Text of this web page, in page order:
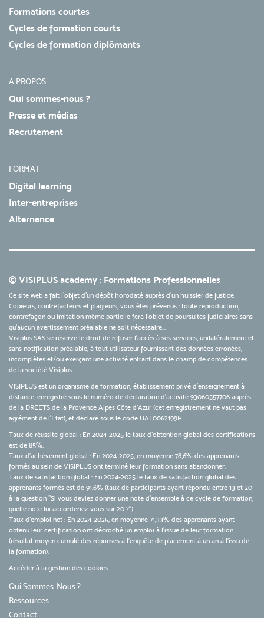
Formations courtes
Cycles de formation courts
Cycles de formation diplômants
A PROPOS
Qui sommes-nous ?
Presse et médias
Recrutement
FORMAT
Digital learning
Inter-entreprises
Alternance
© VISIPLUS academy : Formations Professionnelles
Ce site web a fait l'objet d'un dépôt horodaté auprès d'un huissier de justice.
Copieurs, contrefacteurs et plagieurs, vous êtes prévenus : toute reproduction,
contrefaçon ou imitation même partielle fera l'objet de poursuites judiciaires sans
qu’aucun avertissement préalable ne soit nécessaire...
Visiplus SAS se réserve le droit de refuser l'accès à ses services, unilatéralement et
sans notification préalable, à tout utilisateur fournissant des données erronées,
incomplètes et/ou exerçant une activité entrant dans le champ de compétences
de la société Visiplus.
VISIPLUS est un organisme de formation, établissement privé d’enseignement à
distance, enregistré sous le numéro de déclaration d’activité 93060557706 auprès
de la DREETS de la Provence Alpes Côte d’Azur (cet enregistrement ne vaut pas
agrément de l’Etat), et déclaré sous le code UAI 0062199H
Taux de réussite global : En 2024-2025 le taux d'obtention global des certifications
est de 85%.
Taux d’achèvement global : En 2024-2025, en moyenne 78,6% des apprenants
formés au sein de VISIPLUS ont terminé leur formation sans abandonner.
Taux de satisfaction global : En 2024-2025 le taux de satisfaction global des
apprenants formés est de 91,6% (taux de participants ayant répondu entre 13 et 20
à la question "Si vous deviez donner une note d’ensemble à ce cycle de formation,
quelle note lui accorderiez-vous sur 20 ?")
Taux d’emploi net : En 2024-2025, en moyenne 71,33% des apprenants ayant
obtenu leur certification ont décroché un emploi à l'issue de leur formation
(résultat moyen cumulé des réponses à l'enquête de placement à un an à l'issu de
la formation).
Accéder à la gestion des cookies
Qui Sommes-Nous ?
Ressources
Contact